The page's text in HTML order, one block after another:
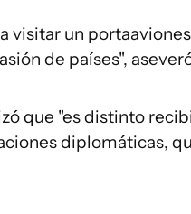
visitar un
de países",
que "es distinto
diplomáticas,